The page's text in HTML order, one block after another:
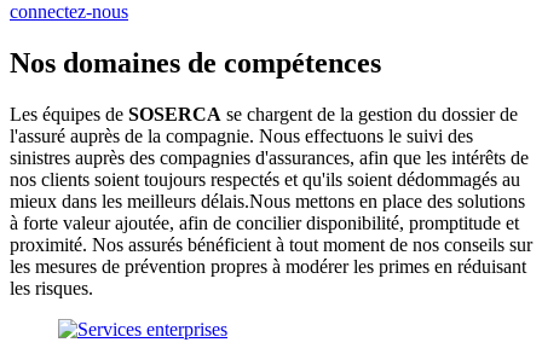
connectez-nous
Nos domaines de compétences
Les équipes de SOSERCA se chargent de la gestion du dossier de
l'assuré auprès de la compagnie. Nous effectuons le suivi des
sinistres auprès des compagnies d'assurances, afin que les intérêts de
nos clients soient toujours respectés et qu'ils soient dédommagés au
mieux dans les meilleurs délais.Nous mettons en place des solutions
à forte valeur ajoutée, afin de concilier disponibilité, promptitude et
proximité. Nos assurés bénéficient à tout moment de nos conseils sur
les mesures de prévention propres à modérer les primes en réduisant
les risques.